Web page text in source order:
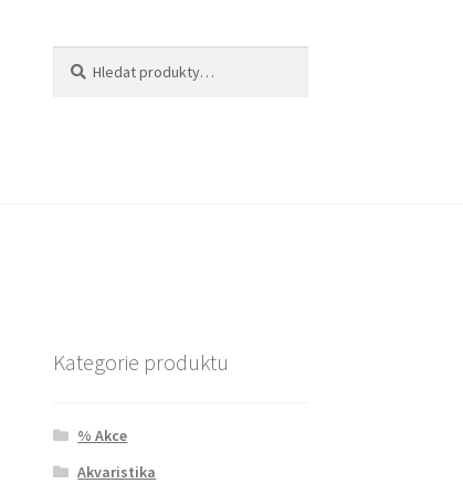
Kategorie produktu
% Akce
Akvaristika